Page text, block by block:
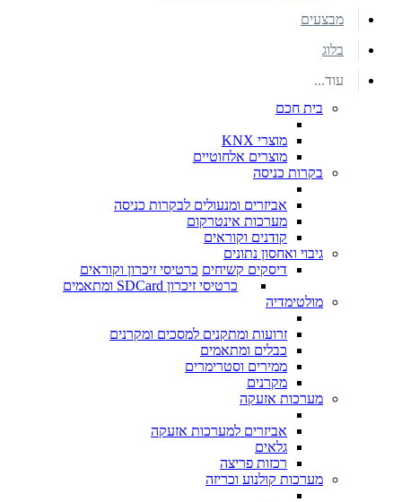
מבצעים
בלוג
עוד...
בית חכם
מוצרי KNX
מוצרים אלחוטיים
בקרות כניסה
אביזרים ומנעולים לבקרות כניסה
מערכות אינטרקום
קודנים וקוראים
גיבוי ואחסון נתונים
דיסקים קשיחים כרטיסי זיכרון וקוראים
כרטיסי זיכרון SDCard ומתאמים
מולטימדיה
זרועות ומתקנים למסכים ומקרנים
כבלים ומתאמים
ממירים וסטרימרים
מקרנים
מערכות אזעקה
אביזרים למערכות אזעקה
גלאים
רכזות פריצה
מערכות קולנוע וכריזה